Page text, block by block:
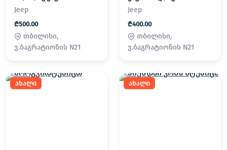
Jeep
₾500.00
თბილისი,
ვ.ბაგრატიონის N21
Jeep
₾400.00
თბილისი,
ვ.ბაგრატიონის N21
ახალი ახალი